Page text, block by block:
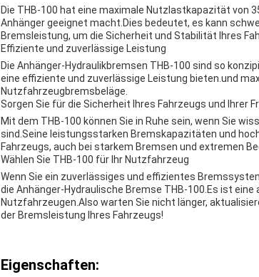
Die THB-100 hat eine maximale Nutzlastkapazität von
Anhänger geeignet macht.Dies bedeutet, es kann
Bremsleistung, um die Sicherheit und Stabilität Ihres
Effiziente und zuverlässige Leistung
Die Anhänger-Hydraulikbremsen THB-100 sind so
eine effiziente und zuverlässige Leistung bieten.und
Nutzfahrzeugbremsbeläge.
Sorgen Sie für die Sicherheit Ihres Fahrzeugs und Ihrer
Mit dem THB-100 können Sie in Ruhe sein, wenn Sie
sind.Seine leistungsstarken Bremskapazitäten und
Fahrzeugs, auch bei starkem Bremsen und extremen
Wählen Sie THB-100 für Ihr Nutzfahrzeug
Wenn Sie ein zuverlässiges und effizientes
die Anhänger-Hydraulische Bremse THB-100.Es ist
Nutzfahrzeugen.Also warten Sie nicht länger,
der Bremsleistung Ihres Fahrzeugs!
Eigenschaften: